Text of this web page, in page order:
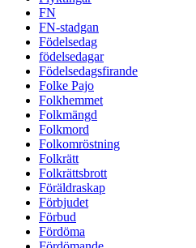
FN
FN-stadgan
Födelsedag
födelsedagar
Födelsedagsfirande
Folke Pajo
Folkhemmet
Folkmängd
Folkmord
Folkomröstning
Folkrätt
Folkrättsbrott
Föräldraskap
Förbjudet
Förbud
Fördöma